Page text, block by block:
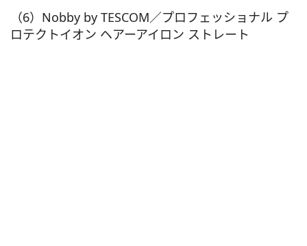
（6）Nobby by TESCOM／プロフェッショナル プ
ロテクトイオン ヘアーアイロン ストレート